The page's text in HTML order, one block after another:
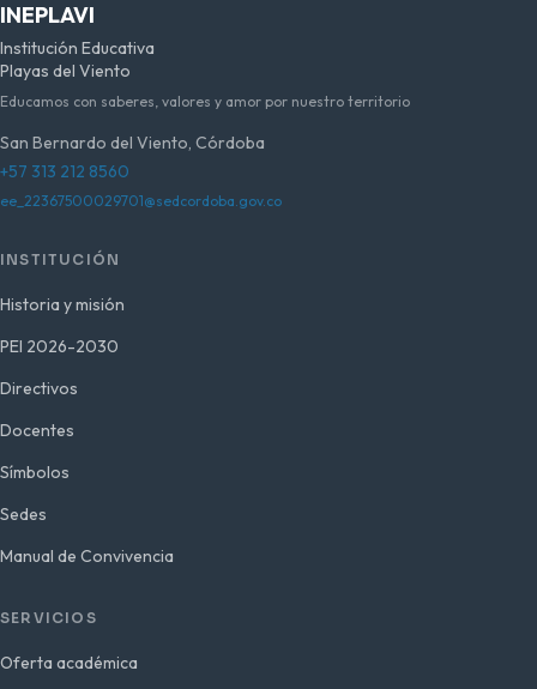
INEPLAVI
Institución Educativa
Playas del Viento
Educamos con saberes, valores y amor por nuestro territorio
San Bernardo del Viento, Córdoba
+57 313 212 8560
ee_22367500029701@sedcordoba.gov.co
INSTITUCIÓN
Historia y misión
PEI 2026-2030
Directivos
Docentes
Símbolos
Sedes
Manual de Convivencia
SERVICIOS
Oferta académica